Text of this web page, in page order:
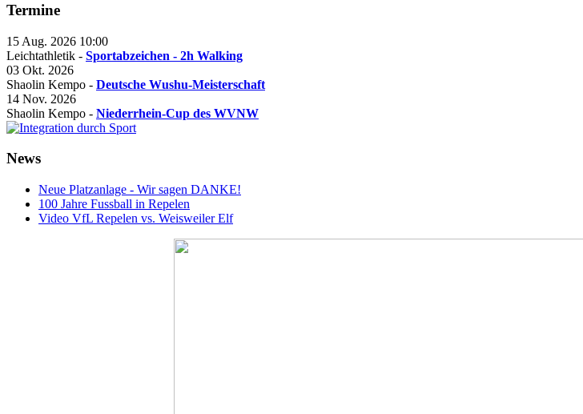
Termine
15 Aug. 2026 10:00
Leichtathletik - Sportabzeichen - 2h Walking
03 Okt. 2026
Shaolin Kempo - Deutsche Wushu-Meisterschaft
14 Nov. 2026
Shaolin Kempo - Niederrhein-Cup des WVNW
News
Neue Platzanlage - Wir sagen DANKE!
100 Jahre Fussball in Repelen
Video VfL Repelen vs. Weisweiler Elf